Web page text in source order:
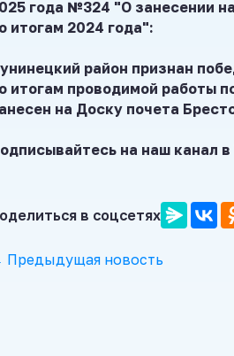
года №324 "О занесении
итогам 2024 года":
район признан
итогам проводимой работы
на Доску почета
на наш канал в
в соцсетях
Предыдущая новость